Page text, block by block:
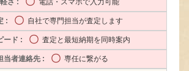
〇 自社で専門担当が査定します
〇 査定と最短納期を同時案内
〇 専任に繋がる